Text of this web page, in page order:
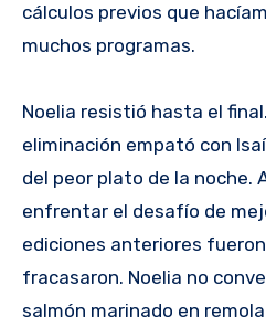
cálculos previos que
muchos programas.
Noelia resistió hasta el
eliminación empató con
del peor plato de la noche.
enfrentar el desafío de
ediciones anteriores
fracasaron. Noelia no
salmón marinado en